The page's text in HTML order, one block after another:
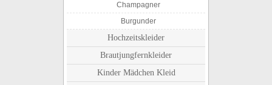
Champagner
Burgunder
Hochzeitskleider
Brautjungfernkleider
Kinder Mädchen Kleid